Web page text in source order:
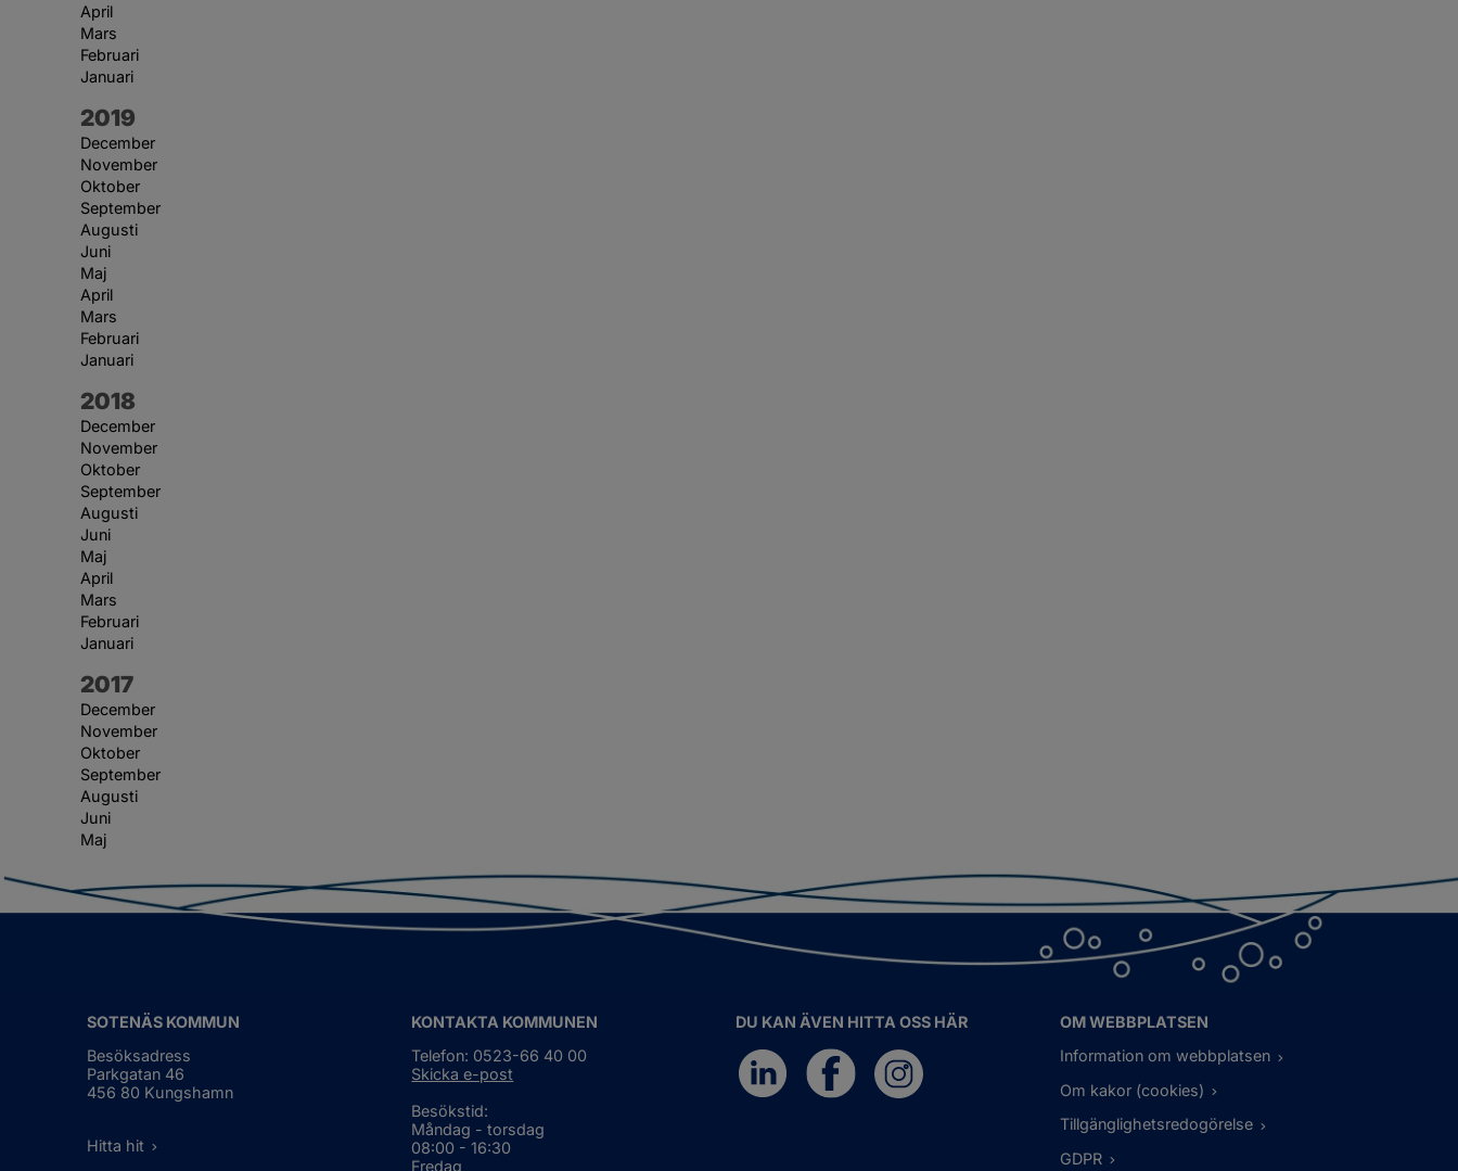
April
Mars
Februari
Januari
År:
2019
December
November
Oktober
September
Augusti
Juni
Maj
April
Mars
Februari
Januari
År:
2018
December
November
Oktober
September
Augusti
Juni
Maj
April
Mars
Februari
Januari
År:
2017
December
November
Oktober
September
Augusti
Juni
Maj
SOTENÄS KOMMUN
Besöksadress
Parkgatan 46
456 80 Kungshamn
Hitta hit
KONTAKTA KOMMUNEN
Telefon: 0523-66 40 00
Skicka e-post
Besökstid:
Måndag - torsdag
08:00 - 16:30
Fredag
DU KAN ÄVEN HITTA OSS HÄR
OM WEBBPLATSEN
Information om webbplatsen
Om kakor (cookies)
Tillgänglighetsredogörelse
GDPR